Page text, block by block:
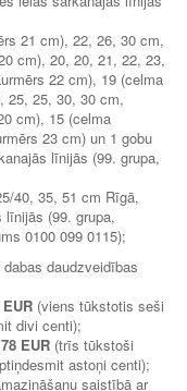
21 cm), 22, 26, 30 cm,
cm), 20, 20, 21, 22, 23,
22 cm), 19 (celma
25, 25, 30, 30 cm,
cm), 15 (celma
23 cm) un 1 gobu
līnijās (99. grupa,
40, 35, 51 cm Rīgā,
(99. grupa,
0100 099 0115);
daudzveidības
(viens tūkstotis seši
divi centi);
EUR (trīs tūkstoši
astoņi centi);
saistībā ar